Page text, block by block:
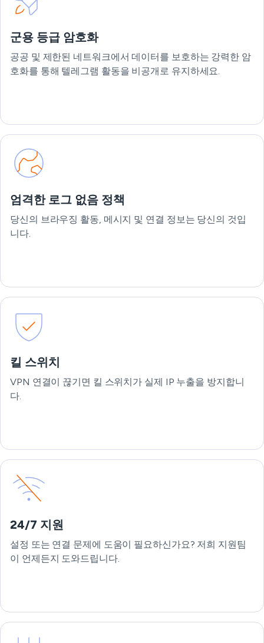
군용 등급 암호화
공공 및 제한된 네트워크에서 데이터를 보호하는 강력한 암
호화를 통해 텔레그램 활동을 비공개로 유지하세요.
엄격한 로그 없음 정책
당신의 브라우징 활동, 메시지 및 연결 정보는 당신의 것입
니다.
킬 스위치
VPN 연결이 끊기면 킬 스위치가 실제 IP 누출을 방지합니
다.
24/7 지원
설정 또는 연결 문제에 도움이 필요하신가요? 저희 지원팀
이 언제든지 도와드립니다.